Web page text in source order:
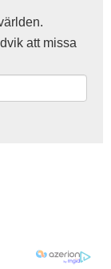
att missa